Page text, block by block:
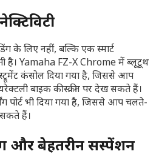
के लिए नहीं, बल्कि एक स्मार्ट
है। Yamaha FZ-X Chrome में ब्लूटूथ
कंसोल दिया गया है, जिससे आप
बाइक की स्क्रीन पर देख सकते हैं।
पोर्ट भी दिया गया है, जिससे आप चलते-
सकते हैं।
और बेहतरीन सस्पेंशन